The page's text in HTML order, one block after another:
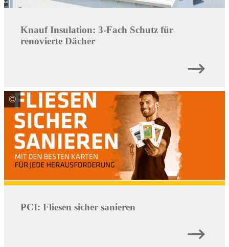
Knauf Insulation: 3-Fach Schutz für
renovierte Dächer
© PCI Augsburg GmbH
PCI: Fliesen sicher sanieren